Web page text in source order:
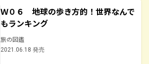
Ｗ０６ 地球の歩き方的！世界なんで
もランキング
旅の図鑑
2021.06.18 発売